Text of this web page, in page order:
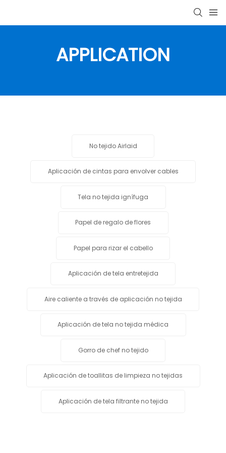
APPLICATION
No tejido Airlaid
Aplicación de cintas para envolver cables
Tela no tejida ignífuga
Papel de regalo de flores
Papel para rizar el cabello
Aplicación de tela entretejida
Aire caliente a través de aplicación no tejida
Aplicación de tela no tejida médica
Gorro de chef no tejido
Aplicación de toallitas de limpieza no tejidas
Aplicación de tela filtrante no tejida